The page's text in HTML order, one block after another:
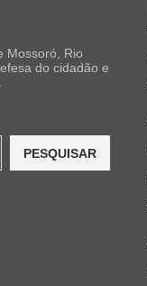
Mossoró, Rio
do cidadão e
PESQUISAR